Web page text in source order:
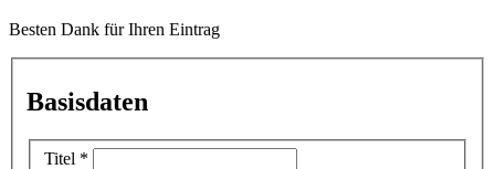
Besten Dank für Ihren Eintrag
Basisdaten
Titel *